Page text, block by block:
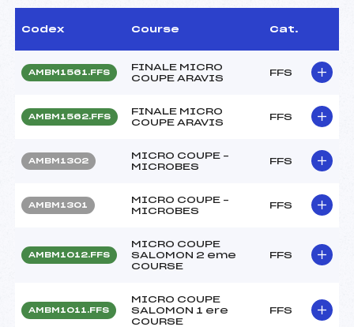
Codex Course Cat.
AMBM1561.FFS
FINALE MICRO
COUPE ARAVIS
FFS
AMBM1562.FFS
FINALE MICRO
COUPE ARAVIS
FFS
AMBM1302
MICRO COUPE –
MICROBES
FFS
AMBM1301
MICRO COUPE –
MICROBES
FFS
AMBM1012.FFS
MICRO COUPE
SALOMON 2 eme
COURSE
FFS
AMBM1011.FFS
MICRO COUPE
SALOMON 1 ere
COURSE
FFS